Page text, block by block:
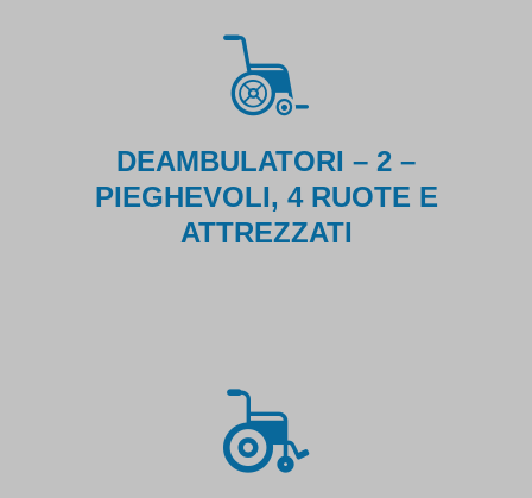
DEAMBULATORI – 2 –
PIEGHEVOLI, 4 RUOTE E
ATTREZZATI